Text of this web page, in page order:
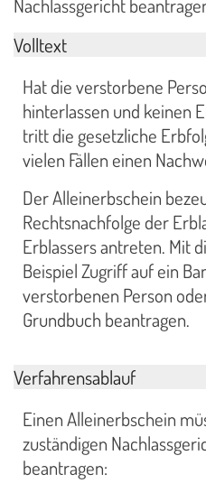
Nachlassgericht
Volltext
Hat die verstorbene
hinterlassen und keinen
tritt die gesetzliche
vielen Fällen einen
Der Alleinerbschein
Rechtsnachfolge der
Erblassers antreten. Mit
Beispiel Zugriff auf ein
verstorbenen Person
Grundbuch beantragen.
Verfahrensablauf
Einen Alleinerbschein
zuständigen
beantragen: